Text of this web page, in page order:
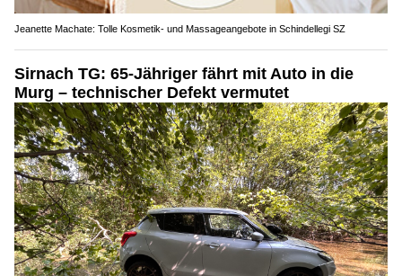
Jeanette Machate: Tolle Kosmetik- und Massageangebote in Schindellegi SZ
Sirnach TG: 65-Jähriger fährt mit Auto in die
Murg – technischer Defekt vermutet